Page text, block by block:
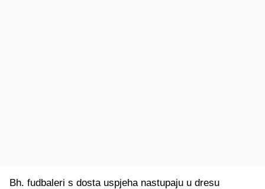
Bh. fudbaleri s dosta uspjeha nastupaju u dresu